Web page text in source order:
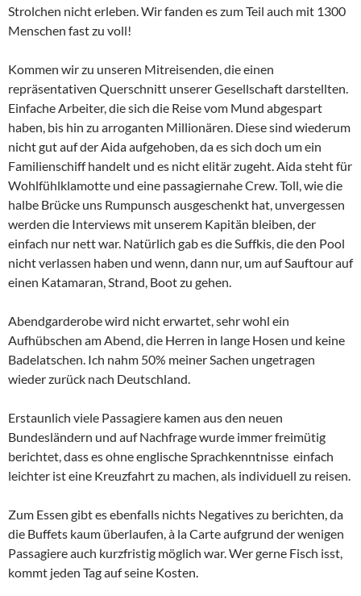
Strolchen nicht erleben. Wir fanden es zum Teil auch mit 1300
Menschen fast zu voll!
Kommen wir zu unseren Mitreisenden, die einen
repräsentativen Querschnitt unserer Gesellschaft darstellten.
Einfache Arbeiter, die sich die Reise vom Mund abgespart
haben, bis hin zu arroganten Millionären. Diese sind wiederum
nicht gut auf der Aida aufgehoben, da es sich doch um ein
Familienschiff handelt und es nicht elitär zugeht. Aida steht für
Wohlfühlklamotte und eine passagiernahe Crew. Toll, wie die
halbe Brücke uns Rumpunsch ausgeschenkt hat, unvergessen
werden die Interviews mit unserem Kapitän bleiben, der
einfach nur nett war. Natürlich gab es die Suffkis, die den Pool
nicht verlassen haben und wenn, dann nur, um auf Sauftour auf
einen Katamaran, Strand, Boot zu gehen.
Abendgarderobe wird nicht erwartet, sehr wohl ein
Aufhübschen am Abend, die Herren in lange Hosen und keine
Badelatschen. Ich nahm 50% meiner Sachen ungetragen
wieder zurück nach Deutschland.
Erstaunlich viele Passagiere kamen aus den neuen
Bundesländern und auf Nachfrage wurde immer freimütig
berichtet, dass es ohne englische Sprachkenntnisse einfach
leichter ist eine Kreuzfahrt zu machen, als individuell zu reisen.
Zum Essen gibt es ebenfalls nichts Negatives zu berichten, da
die Buffets kaum überlaufen, à la Carte aufgrund der wenigen
Passagiere auch kurzfristig möglich war. Wer gerne Fisch isst,
kommt jeden Tag auf seine Kosten.